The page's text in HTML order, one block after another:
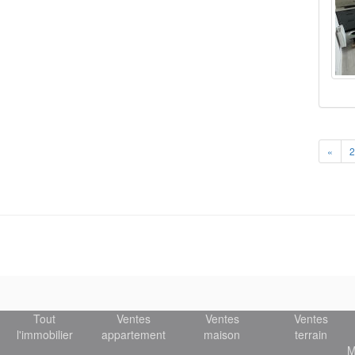
« 2
Tout
l'immobilier
Ventes
appartement
Ventes
maison
Ventes
terrain